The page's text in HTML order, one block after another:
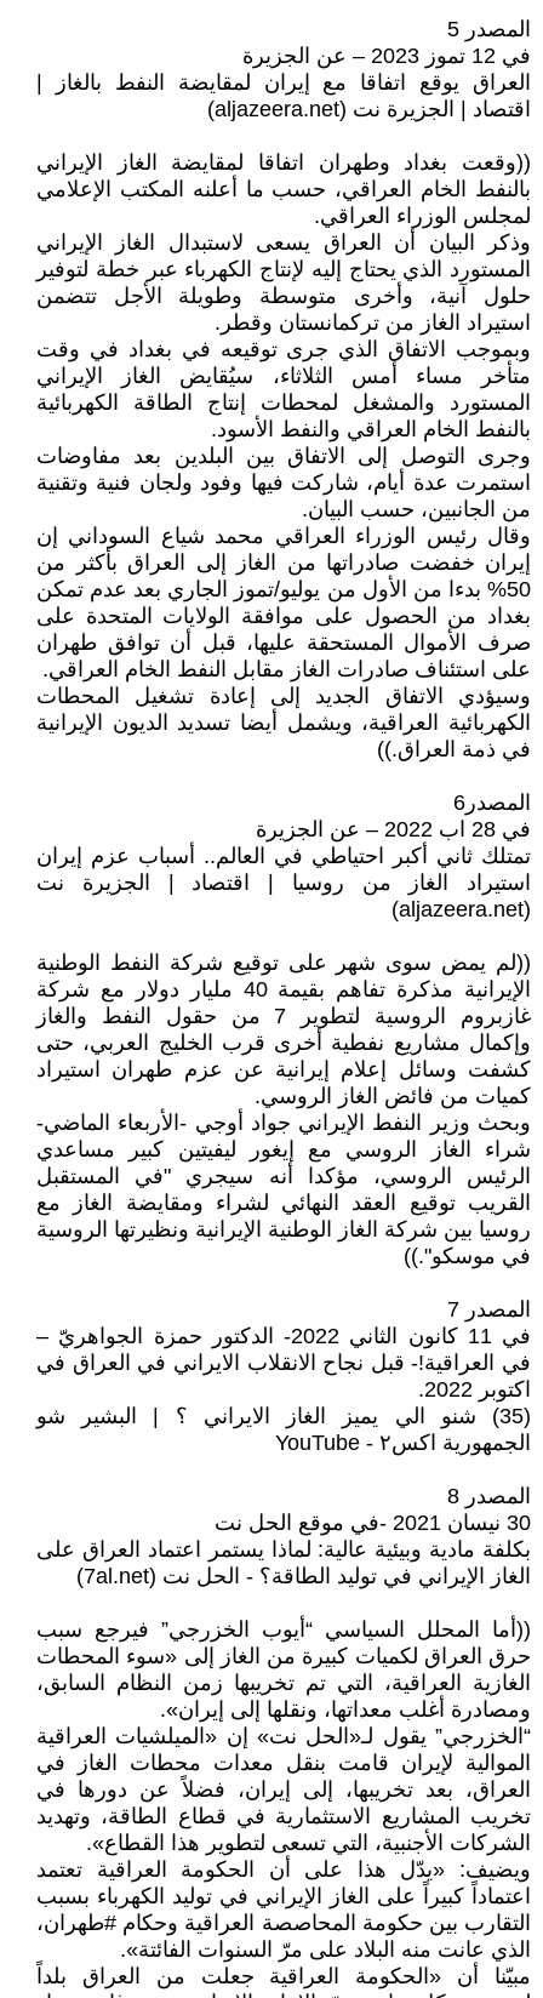
المصدر 5
في 12 تموز 2023 – عن الجزيرة
العراق يوقع اتفاقا مع إيران لمقايضة النفط بالغاز |
اقتصاد | الجزيرة نت (aljazeera.net)
((وقعت بغداد وطهران اتفاقا لمقايضة الغاز الإيراني
بالنفط الخام العراقي، حسب ما أعلنه المكتب الإعلامي
لمجلس الوزراء العراقي.
وذكر البيان أن العراق يسعى لاستبدال الغاز الإيراني
المستورد الذي يحتاج إليه لإنتاج الكهرباء عبر خطة لتوفير
حلول آنية، وأخرى متوسطة وطويلة الأجل تتضمن
استيراد الغاز من تركمانستان وقطر.
وبموجب الاتفاق الذي جرى توقيعه في بغداد في وقت
متأخر مساء أمس الثلاثاء، سيُقايض الغاز الإيراني
المستورد والمشغل لمحطات إنتاج الطاقة الكهربائية
بالنفط الخام العراقي والنفط الأسود.
وجرى التوصل إلى الاتفاق بين البلدين بعد مفاوضات
استمرت عدة أيام، شاركت فيها وفود ولجان فنية وتقنية
من الجانبين، حسب البيان.
وقال رئيس الوزراء العراقي محمد شياع السوداني إن
إيران خفضت صادراتها من الغاز إلى العراق بأكثر من
50% بدءا من الأول من يوليو/تموز الجاري بعد عدم تمكن
بغداد من الحصول على موافقة الولايات المتحدة على
صرف الأموال المستحقة عليها، قبل أن توافق طهران
على استئناف صادرات الغاز مقابل النفط الخام العراقي.
وسيؤدي الاتفاق الجديد إلى إعادة تشغيل المحطات
الكهربائية العراقية، ويشمل أيضا تسديد الديون الإيرانية
في ذمة العراق.))
المصدر6
في 28 اب 2022 – عن الجزيرة
تمتلك ثاني أكبر احتياطي في العالم.. أسباب عزم إيران
استيراد الغاز من روسيا | اقتصاد | الجزيرة نت
(aljazeera.net)
((لم يمض سوى شهر علی توقيع شركة النفط الوطنية
الإيرانية مذكرة تفاهم بقيمة 40 مليار دولار مع شركة
غازبروم الروسية لتطوير 7 من حقول النفط والغاز
وإكمال مشاريع نفطية أخرى قرب الخليج العربي، حتى
كشفت وسائل إعلام إيرانية عن عزم طهران استيراد
كميات من فائض الغاز الروسي.
وبحث وزير النفط الإيراني جواد أوجي -الأربعاء الماضي-
شراء الغاز الروسي مع إيغور ليفيتين كبير مساعدي
الرئيس الروسي، مؤكدا أنه سيجري "في المستقبل
القريب توقيع العقد النهائي لشراء ومقايضة الغاز مع
روسيا بين شركة الغاز الوطنية الإيرانية ونظيرتها الروسية
في موسكو".))
المصدر 7
في 11 كانون الثاني 2022- الدكتور حمزة الجواهريّ –
في العراقية!- قبل نجاح الانقلاب الايراني في العراق في
اكتوبر 2022.
(35) شنو الي يميز الغاز الايراني ؟ | البشير شو
الجمهورية اكس٢ - YouTube
المصدر 8
30 نيسان 2021 -في موقع الحل نت
بكلفة مادية وبيئية عالية: لماذا يستمر اعتماد العراق على
الغاز الإيراني في توليد الطاقة؟ - الحل نت (7al.net)
((أما المحلل السياسي “أيوب الخزرجي” فيرجع سبب
حرق العراق لكميات كبيرة من الغاز إلى «سوء المحطات
الغازية العراقية، التي تم تخريبها زمن النظام السابق،
ومصادرة أغلب معداتها، ونقلها إلى إيران».
“الخزرجي” يقول لـ«الحل نت» إن «الميلشيات العراقية
الموالية لإيران قامت بنقل معدات محطات الغاز في
العراق، بعد تخريبها، إلى إيران، فضلاً عن دورها في
تخريب المشاريع الاستثمارية في قطاع الطاقة، وتهديد
الشركات الأجنبية، التي تسعى لتطوير هذا القطاع».
ويضيف: «يدّل هذا على أن الحكومة العراقية تعتمد
اعتماداً كبيراً على الغاز الإيراني في توليد الكهرباء بسبب
التقارب بين حكومة المحاصصة العراقية وحكام #طهران،
الذي عانت منه البلاد على مرّ السنوات الفائتة».
مبيّنا أن «الحكومة العراقية جعلت من العراق بلداً